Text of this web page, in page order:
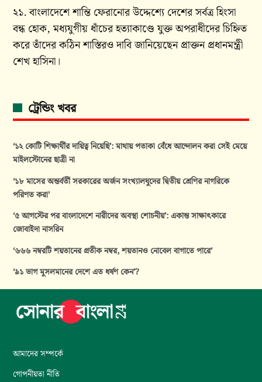
২১. বাংলাদেশে শান্তি ফেরানোর উদ্দেশ্যে দেশের সর্বত্র হিংসা
বন্ধ হোক, মধ্যযুগীয় ধাঁচের হত্যাকাণ্ডে যুক্ত অপরাধীদের চিহ্নিত
করে তাঁদের কঠিন শাস্তিরও দাবি জানিয়েছেন প্রাক্তন প্রধানমন্ত্রী
শেখ হাসিনা।
ট্রেন্ডিং খবর
‘১২ কোটি শিক্ষার্থীর দায়িত্ব নিয়েছি’: মাথায় পতাকা বেঁধে আন্দোলন করা সেই মেয়ে
মাইলস্টোনের ছাত্রী না
‘১৮ মাসের অন্তর্বর্তী সরকারের অর্জন সংখ্যালঘুদের দ্বিতীয় শ্রেণির নাগরিকে
পরিণত করা’
‘৫ আগস্টের পর বাংলাদেশে নারীদের অবস্থা শোচনীয়’: একান্ত সাক্ষাৎকারে
জোবাইদা নাসরিন
‘৬৬৬ নম্বরটি শয়তানের প্রতীক নম্বর, শয়তানও নোবেল বাগাতে পারে’
‘৯১ ভাগ মুসলমানের দেশে এত ধর্ষণ কেন’?
আমাদের সম্পর্কে
গোপনীয়তা নীতি